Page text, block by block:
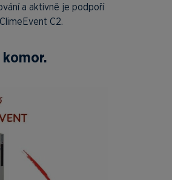
a aktivně je podpoří
C2.